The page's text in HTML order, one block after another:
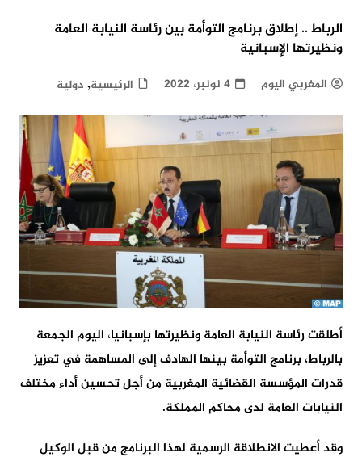
الرباط .. إطلاق برنامج التوأمة بين رئاسة النيابة العامة
ونظيرتها الإسبانية
المغربي اليوم 4 نونبر، 2022 الرئيسية, دولية
أطلقت رئاسة النيابة العامة ونظيرتها بإسبانيا، اليوم الجمعة
بالرباط، برنامج التوأمة بينها الهادف إلى المساهمة في تعزيز
قدرات المؤسسة القضائية المغربية من أجل تحسين أداء مختلف
النيابات العامة لدى محاكم المملكة.
وقد أعطيت الانطلاقة الرسمية لهذا البرنامج من قبل الوكيل